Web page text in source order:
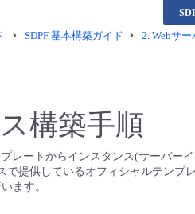
SDPF 基本構築ガイド 2. Webサ
構築手順
レートからインスタンス(サーバー
提供しているオフィシャルテンプ
ます。